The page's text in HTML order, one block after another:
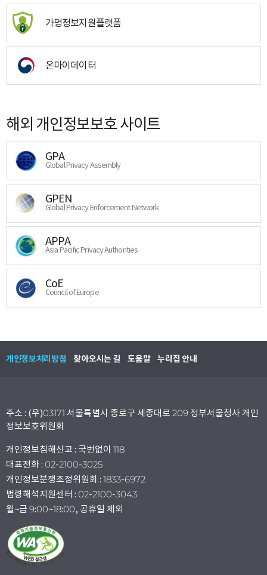
가명정보지원플랫폼
온마이데이터
해외 개인정보보호 사이트
GPA
Global Privacy Assembly
GPEN
Global Privacy Enforcement Network
APPA
Asia Pacific Privacy Authorities
CoE
Council of Europe
개인정보처리방침 찾아오시는 길 도움말 누리집 안내
주소 : (우)03171 서울특별시 종로구 세종대로 209 정부서울청사 개인
정보보호위원회
개인정보침해신고 : 국번없이 118
대표전화 : 02-2100-3025
개인정보분쟁조정위원회 : 1833-6972
법령해석지원센터 : 02-2100-3043
월~금 9:00~18:00, 공휴일 제외